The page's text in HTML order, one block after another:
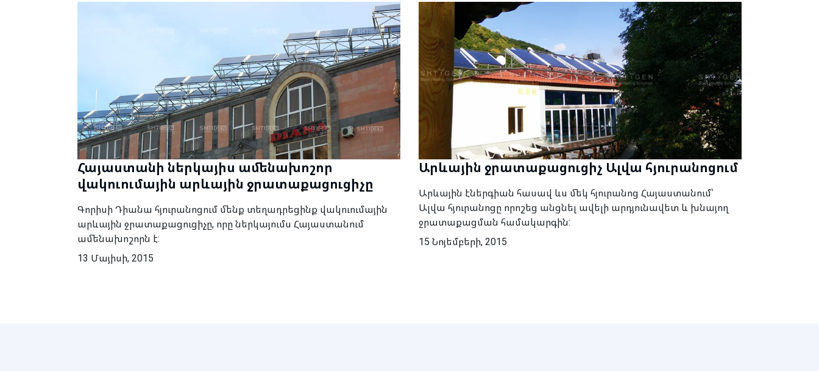
Հայաստանի ներկայիս ամենախոշոր
վակուումային արևային ջրատաքացուցիչը
Գորիսի Դիանա հյուրանոցում մենք տեղադրեցինք վակուումային
արևային ջրատաքացուցիչը, որը ներկայումս Հայաստանում
ամենախոշորն է:
13 Մայիսի, 2015
Արևային ջրատաքացուցիչ Ալվա հյուրանոցում
Արևային էներգիան հասավ ևս մեկ հյուրանոց Հայաստանում՝
Ալվա հյուրանոցը որոշեց անցնել ավելի արդյունավետ և խնայող
ջրատաքացման համակարգին:
15 Նոյեմբերի, 2015